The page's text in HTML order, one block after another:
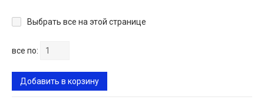
Выбрать все на этой странице
все по:
Добавить в корзину